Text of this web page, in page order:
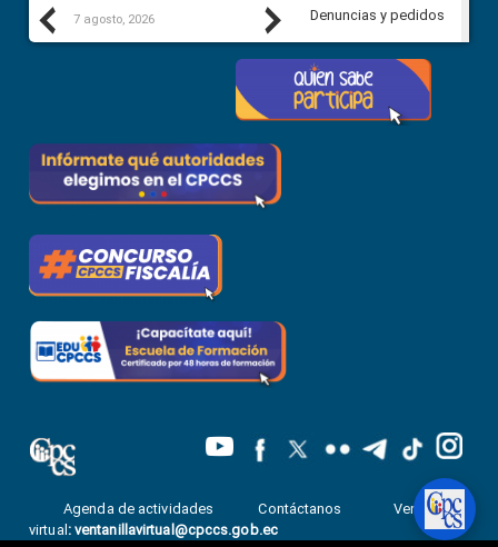
Previous
7 agosto, 2026 7 agosto, 2026
Next
Denuncias y pedidos
Agenda de actividades Contáctanos
Ventanilla
virtual : ventanillavirtual@cpccs.gob.ec